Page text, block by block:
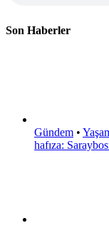
Son Haberler
Gündem •
hafıza: